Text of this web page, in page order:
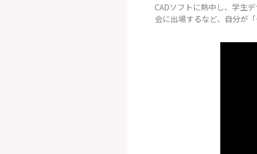
CADソフトに熱中し、学生
会に出場するなど、自分が